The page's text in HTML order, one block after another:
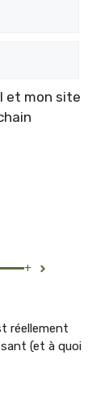
et mon site
+
réellement
(et à quoi